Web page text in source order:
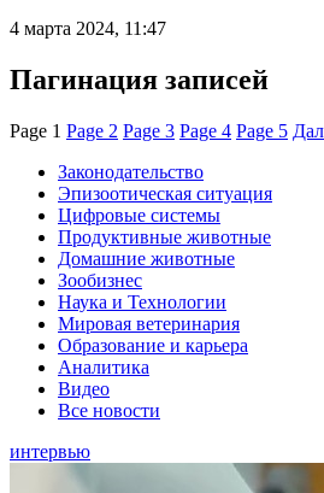
4 марта 2024, 11:47
Пагинация записей
Page 1 Page 2 Page 3 Page 4 Page 5
Законодательство
Эпизоотическая ситуация
Цифровые системы
Продуктивные животные
Домашние животные
Зообизнес
Наука и Технологии
Мировая ветеринария
Образование и карьера
Аналитика
Видео
Все новости
интервью